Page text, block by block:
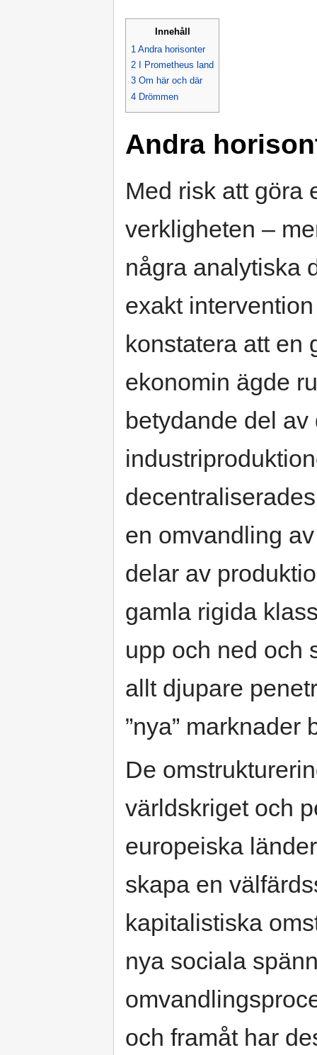
Innehåll
1 Andra horisonter
2
I Prometheus land
3 Om här och där
4 Drömmen
Andra
Med risk att göra
verkligheten –
några analytiska
exakt
konstatera att en
ekonomin ägde
betydande del
en omvandling
delar av
gamla rigida
upp och ned och
allt djupare
”nya”
De
världskriget och
europeiska
skapa en
kapitalistiska
nya sociala
och framåt har